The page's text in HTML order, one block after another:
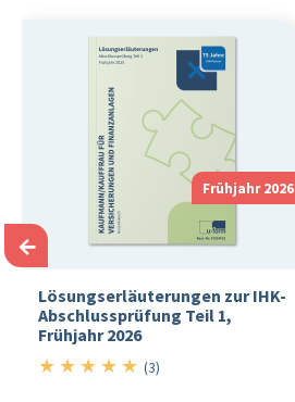
Frühjahr 2026
Lösungserläuterungen zur IHK-
Abschlussprüfung Teil 1,
Frühjahr 2026
★ ★ ★ ★ ★ 5/5
(3)
←